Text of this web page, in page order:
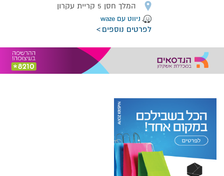
המלך חסן 5 קריית עקרון
ניווט עם waze
לפרטים נוספים